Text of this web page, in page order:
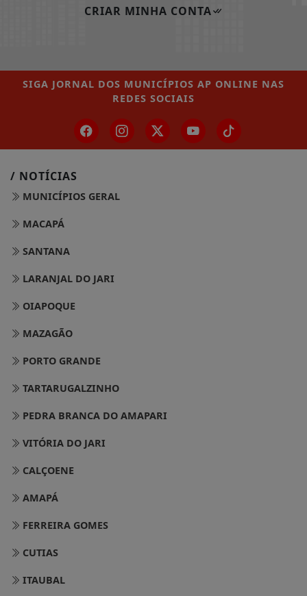
CRIAR MINHA CONTA
SIGA JORNAL DOS MUNICÍPIOS AP ONLINE NAS
REDES SOCIAIS
/ NOTÍCIAS
MUNICÍPIOS GERAL
MACAPÁ
SANTANA
LARANJAL DO JARI
OIAPOQUE
MAZAGÃO
PORTO GRANDE
TARTARUGALZINHO
PEDRA BRANCA DO AMAPARI
VITÓRIA DO JARI
CALÇOENE
AMAPÁ
FERREIRA GOMES
CUTIAS
ITAUBAL